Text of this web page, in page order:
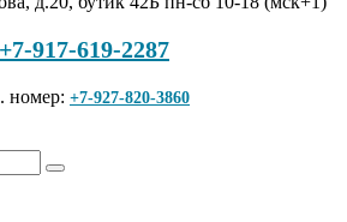
+7-917-619-2287
номер: +7-927-820-3860